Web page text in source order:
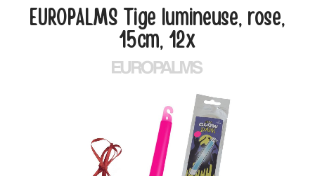
EUROPALMS Tige lumineuse, rose,
15cm, 12x